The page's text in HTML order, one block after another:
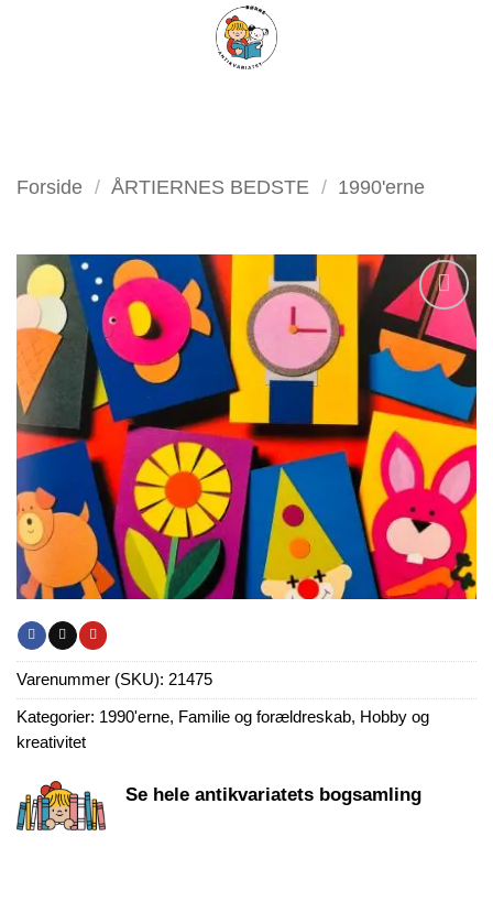
FILTER
Forside / ÅRTIERNES BEDSTE / 1990'erne
Tilføj
som
favorit
Varenummer (SKU): 21475
Kategorier: 1990'erne, Familie og forældreskab, Hobby og
kreativitet
Se hele antikvariatets bogsamling